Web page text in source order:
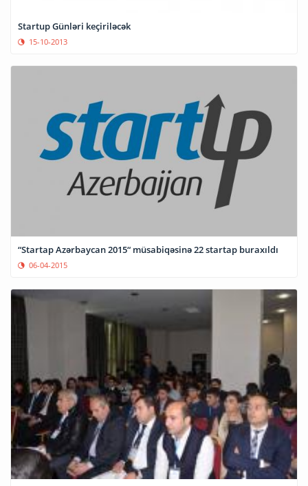
Startup Günləri keçiriləcək
15-10-2013
“Startap Azərbaycan 2015“ müsabiqəsinə 22 startap buraxıldı
06-04-2015